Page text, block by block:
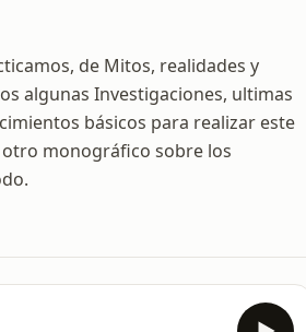
de Mitos, realidades y
algunas Investigaciones, ultimas
básicos para realizar este
otro monográfico sobre los